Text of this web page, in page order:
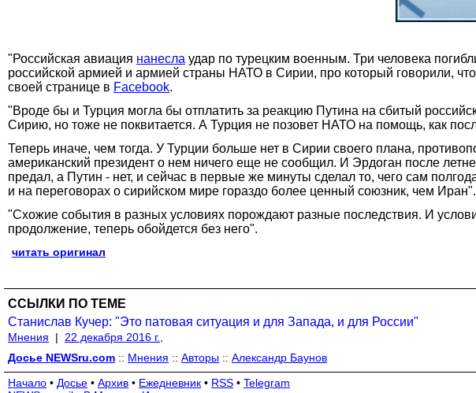
"Российская авиация нанесла удар по турецким военным. Три человека
российской армией и армией страны НАТО в Сирии, про который говорили,
своей странице в Facebook.
"Вроде бы и Турция могла бы отплатить за реакцию Путина на сбитый
Сирию, но тоже не поквитается. А Турция не позовет НАТО на помощь, как
Теперь иначе, чем тогда. У Турции больше нет в Сирии своего плана,
американский президент о нем ничего еще не сообщил. И Эрдоган после
предал, а Путин - нет, и сейчас в первые же минуты сделал то, чего сам
и на переговорах о сирийском мире гораздо более ценный союзник, чем Иран".
"Схожие события в разных условиях порождают разные последствия. И
продолжение, теперь обойдется без него".
читать оригинал
ССЫЛКИ ПО ТЕМЕ
Станислав Кучер: "Это патовая ситуация и для Запада, и для России"
Мнения |
22 декабря 2016 г.,
Досье NEWSru.com :: Мнения :: Авторы :: Александр Баунов
Начало • Досье • Архив • Ежедневник • RSS • Telegram